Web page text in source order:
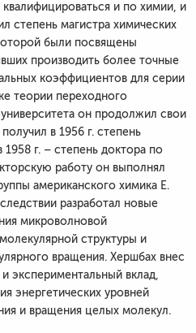
и по химии, и
степень магистра химических
были посвящены
производить более точные
коэффициентов для серии
теории переходного
он продолжил свои
в 1956 г. степень
1958 г. – степень доктора по
работу он выполнял
американского химика Е.
разработал новые
микроволновой
структуры и
вращения. Хершбах внес
экспериментальный вклад,
энергетических уровней
и вращения целых молекул.